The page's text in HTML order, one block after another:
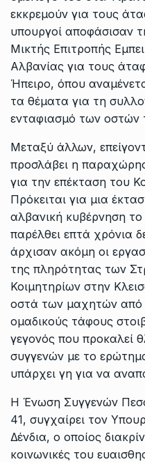
εκκρεμούν για τους
υπουργοί αποφάσισαν
Μικτής Επιτροπής
Αλβανίας για τους
Ήπειρο, όπου
τα θέματα για τη
ενταφιασμό των οστών
Μεταξύ άλλων,
προσλάβει η
για την επέκταση του
Πρόκειται για μια
αλβανική κυβέρνηση
παρέλθει επτά χρόνια
άρχισαν ακόμη οι
της πληρότητας των
Κοιμητηρίων στην
οστά των μαχητών από
ομαδικούς τάφους
γεγονός που προκαλεί
συγγενών με το
υπάρχει γη για να
Η Ένωση Συγγενών
41, συγχαίρει τον
Δένδια, ο οποίος
κοινωνικές του